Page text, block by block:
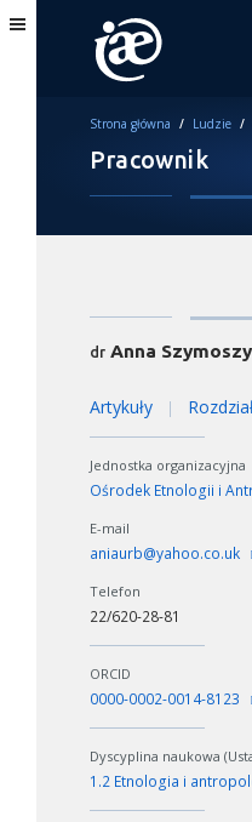
Strona główna / Ludzie /
Pracownik
dr Anna
Artykuły |
Jednostka organizacyjna
Ośrodek Etnologii i
E-mail
aniaurb@yahoo.co.uk
Telefon
22/620-28-81
ORCID
0000-0002-0014-8123
Dyscyplina naukowa
1.2 Etnologia i